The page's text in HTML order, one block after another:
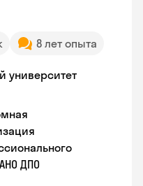
8 лет опыта
университет
ДПО